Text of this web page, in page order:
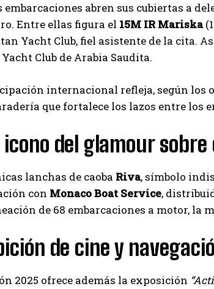
comunidades empresariales como la de Vaughan,
Nueva Prensa.
embarcaciones abren sus cubiertas a
Entre ellas figura el 15M IR Mariska
Yacht Club, fiel asistente de la cita.
Club de Arabia Saudita.
internacional refleja, según los
que fortalece los lazos entre los
icono del glamour
lanchas de caoba Riva, símbolo
con Monaco Boat Service,
de 68 embarcaciones a motor,
de cine y
2025 ofrece además la exposición